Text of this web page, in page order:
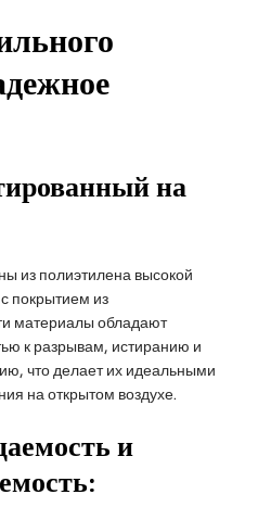
на
из полиэтилена высокой
покрытием из
материалы обладают
к разрывам, истиранию и
что делает их идеальными
на открытом воздухе.
и